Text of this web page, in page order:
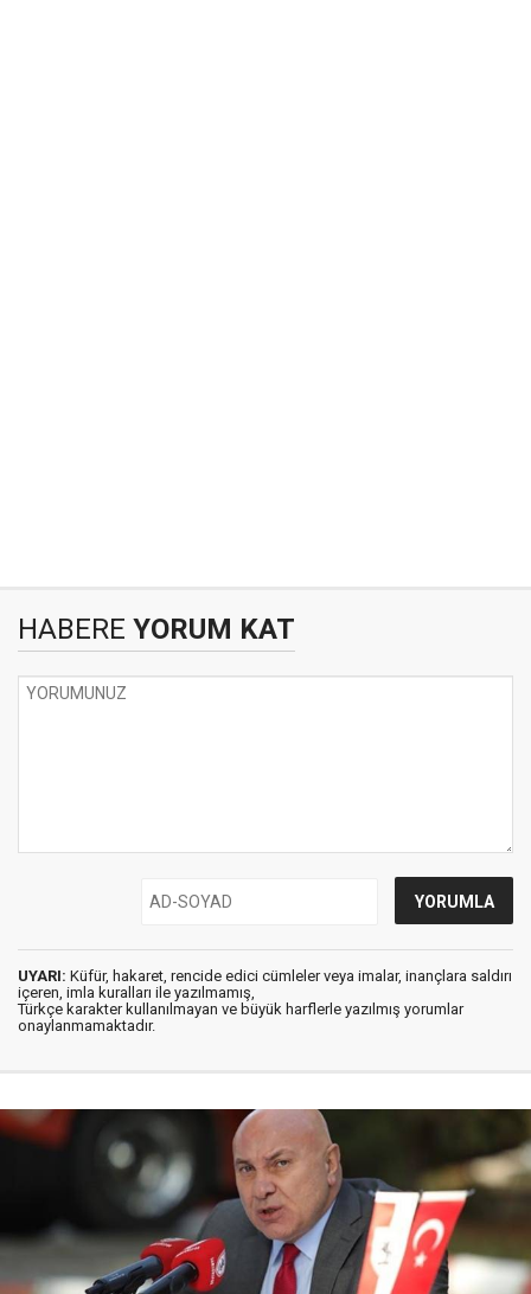
HABERE YORUM KAT
UYARI: Küfür, hakaret, rencide edici cümleler veya imalar, inançlara saldırı
içeren, imla kuralları ile yazılmamış,
Türkçe karakter kullanılmayan ve büyük harflerle yazılmış yorumlar
onaylanmamaktadır.